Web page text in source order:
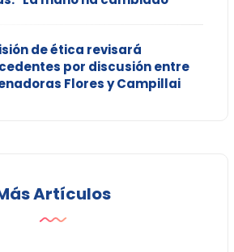
de ética revisará
por discusión entre
Flores y Campillai
Artículos